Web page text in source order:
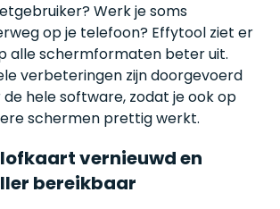
Werk je soms
op je telefoon? Effytool ziet er
alle schermformaten beter uit.
verbeteringen zijn doorgevoerd
hele software, zodat je ook op
schermen prettig werkt.
vernieuwd en
bereikbaar